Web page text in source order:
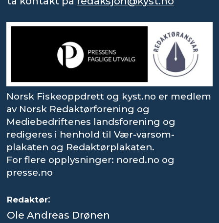
Norsk Fiskeoppdrett og kyst.no er medlem
av Norsk Redaktørforening og
Mediebedriftenes landsforening og
redigeres i henhold til Vær-varsom-
plakaten og Redaktørplakaten.
For flere opplysninger: nored.no og
presse.no
Redaktør:
Ole Andreas Drønen